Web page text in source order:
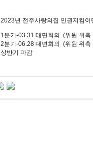
2023년 전주사랑의집 인권지킴이
1분기-03.31 대면회의 (위원 위촉
2분기-06.28 대면회의 (위원 위촉
상반기 마감